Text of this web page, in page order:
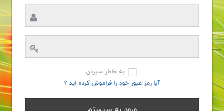
به خاطر سپردن
آیا رمز عبور خود را فراموش کرده اید ؟